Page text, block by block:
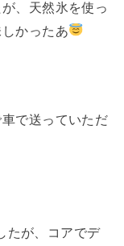
、天然氷を使っ
かったあ
で送っていただ
たが、コアでデ